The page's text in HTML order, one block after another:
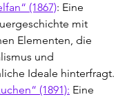
(1867): Eine
mit
Elementen, die
und
Ideale hinterfragt.
(1891): Eine